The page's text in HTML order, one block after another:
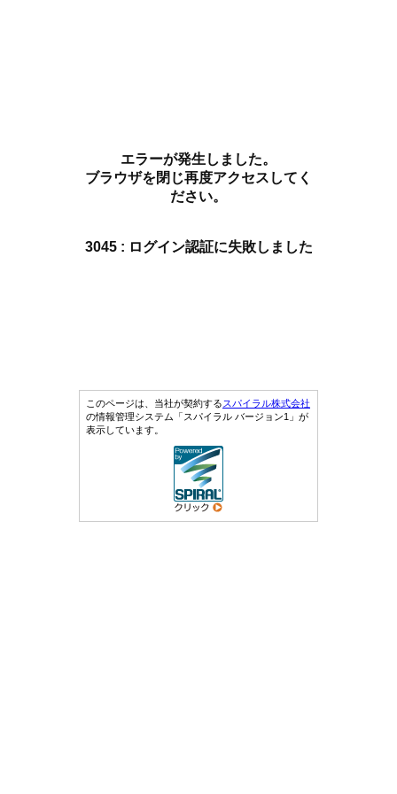
エラーが発生しました。
ブラウザを閉じ再度アクセスしてく
ださい。
3045 : ログイン認証に失敗しました
このページは、当社が契約するスパイラル株式会社
の情報管理システム「スパイラル バージョン1」が
表示しています。